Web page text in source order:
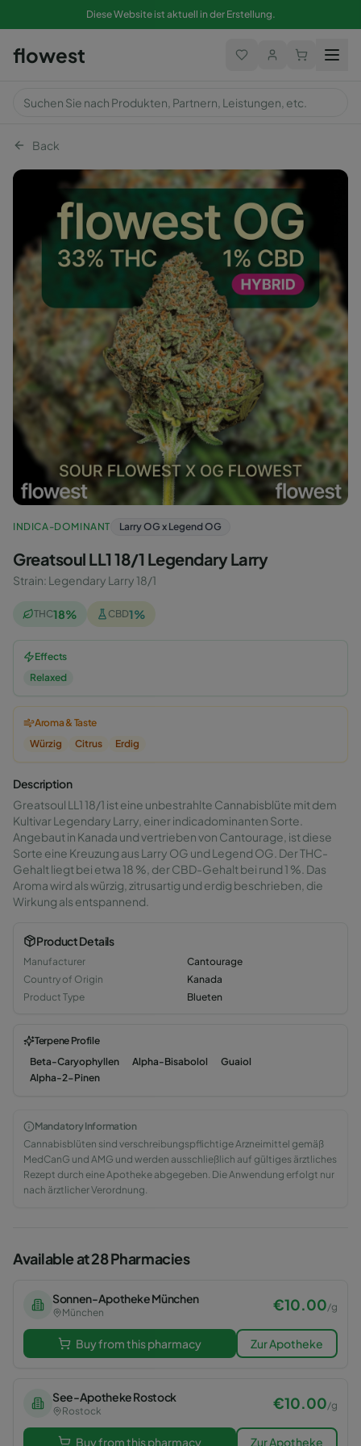
Diese Website ist aktuell in der Erstellung.
flowest
Back
INDICA-DOMINANT Larry OG x Legend OG
Greatsoul LL1 18/1 Legendary Larry
Strain: Legendary Larry 18/1
THC18% CBD1%
Effects
Relaxed
Aroma & Taste
Würzig
Citrus Erdig
Description
Greatsoul LL1 18/1 ist eine unbestrahlte Cannabisblüte mit dem
Kultivar Legendary Larry, einer indicadominanten Sorte.
Angebaut in Kanada und vertrieben von Cantourage, ist diese
Sorte eine Kreuzung aus Larry OG und Legend OG. Der THC-
Gehalt liegt bei etwa 18 %, der CBD-Gehalt bei rund 1 %. Das
Aroma wird als würzig, zitrusartig und erdig beschrieben, die
Wirkung als entspannend.
Product Details
Manufacturer
Cantourage
Country of Origin
Kanada
Product Type
Blueten
Terpene Profile
Beta-Caryophyllen
Alpha-Bisabolol
Guaiol
Alpha-2-Pinen
Mandatory Information
Cannabisblüten sind verschreibungspflichtige Arzneimittel gemäß
MedCanG und AMG und werden ausschließlich auf gültiges ärztliches
Rezept durch eine Apotheke abgegeben. Die Anwendung erfolgt nur
nach ärztlicher Verordnung.
Available at 28 Pharmacies
Sonnen-Apotheke München
München €10.00/g
Buy from this pharmacy Zur Apotheke
See-Apotheke Rostock
Rostock €10.00/g
Buy from this pharmacy Zur Apotheke